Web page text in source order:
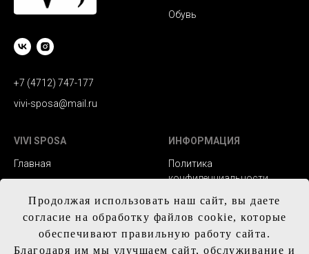
Продолжая использовать наш сайт, вы даете
согласие на обработку файлов cookie, которые
обеспечивают правильную работу сайта.
Благодаря им мы улучшаем сайт, обслуживание и
+7 (4712) 747-177
vivi-sposa@mail.ru
Обувь
VIVI SPOSA
Главная
Контакты
ИНФОРМАЦИЯ
Политика
конфиденциальности
Заказ и сроки
изготовления
Доставка